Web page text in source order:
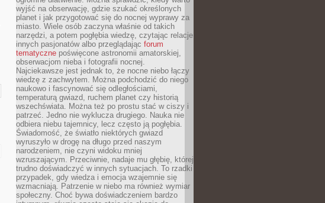
wyjść na obserwację, gdzie szukać określonych
planet i jak przygotować się do nocnej wyprawy za
miasto. Wiele osób zaczyna właśnie od takich
narzędzi, a potem pogłębia wiedzę, czytając relacje
innych pasjonatów albo przeglądając forum
tematyczne poświęcone astronomii amatorskiej,
obserwacjom nieba i fotografii nocnej.
Najciekawsze jest jednak to, że nocne niebo łączy
wiedzę z zachwytem. Można podchodzić do niego
naukowo i fascynować się odległościami,
temperaturą gwiazd, ruchem planet czy historią
wszechświata. Można też po prostu stać w ciszy i
patrzeć. Jedno nie wyklucza drugiego. Nauka nie
odbiera niebu tajemnicy, lecz często ją pogłębia.
Świadomość, że światło niektórych gwiazd
wyruszyło w drogę na długo przed naszym
narodzeniem, nie czyni widoku mniej
wzruszającym. Przeciwnie, nadaje mu głębię, której
trudno doświadczyć w innych sytuacjach. To rzadki
przypadek, gdy wiedza i emocja wzajemnie się
wzmacniają. Patrzenie w niebo ma również wymiar
społeczny. Choć bywa doświadczeniem bardzo